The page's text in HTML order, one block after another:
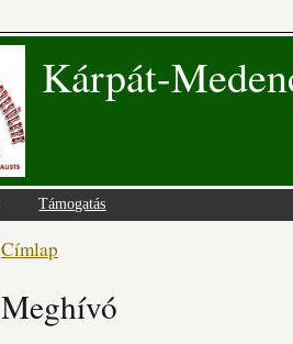
Kárpát-
Támogatás
Jelenlegi hely
Címlap
Meghívó